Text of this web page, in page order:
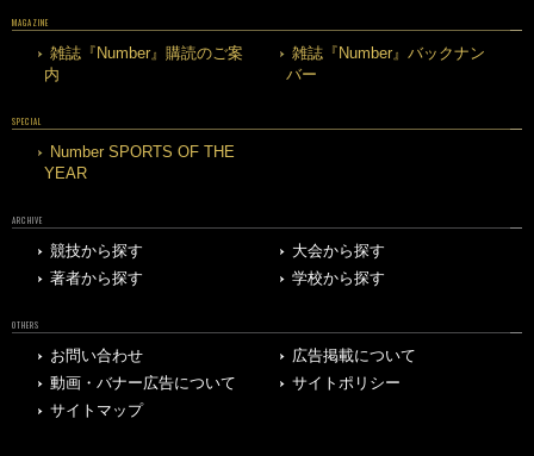
MAGAZINE
雑誌『Number』購読のご案
内
雑誌『Number』バックナン
バー
SPECIAL
Number SPORTS OF THE
YEAR
ARCHIVE
競技から探す
大会から探す
著者から探す
学校から探す
OTHERS
お問い合わせ
広告掲載について
動画・バナー広告について
サイトポリシー
サイトマップ